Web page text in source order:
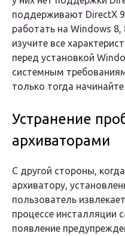
поддерживают DirectX
работать на Windows
изучите все
перед установкой
системным
только тогда
Устранение
архиваторами
С другой стороны,
архиватору,
пользователь
процессе инсталляции
появление